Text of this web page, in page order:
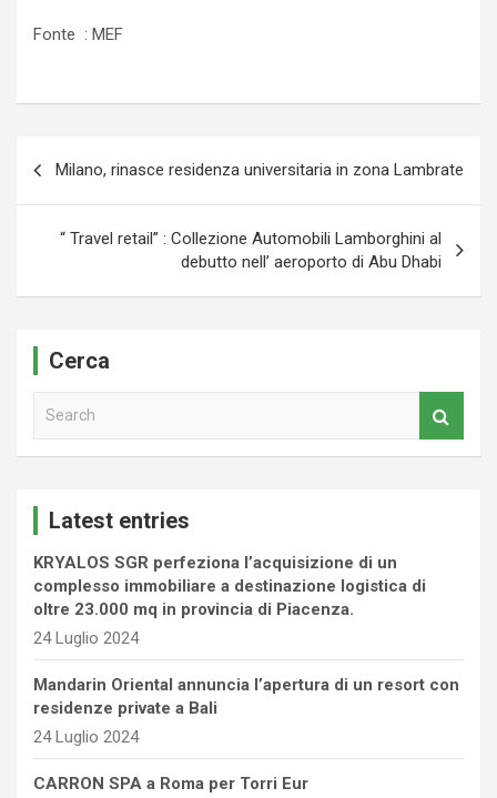
Fonte : MEF
articoli
Milano, rinasce residenza universitaria in zona Lambrate
“ Travel retail” : Collezione Automobili Lamborghini al
debutto nell’ aeroporto di Abu Dhabi
Cerca
Latest entries
KRYALOS SGR perfeziona l’acquisizione di un
complesso immobiliare a destinazione logistica di
oltre 23.000 mq in provincia di Piacenza.
24 Luglio 2024
Mandarin Oriental annuncia l’apertura di un resort con
residenze private a Bali
24 Luglio 2024
CARRON SPA a Roma per Torri Eur